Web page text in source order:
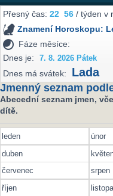
Přesný čas:22 56 / týden v
Znamení Horoskopu:
Fáze měsíce:
Dnes je:
7. 8. 2026 Pátek
Dnes má svátek: Lada
Jmenný seznam
Abecední seznam jmen,
dítě.
leden únor
duben
červenec
srpen
říjen